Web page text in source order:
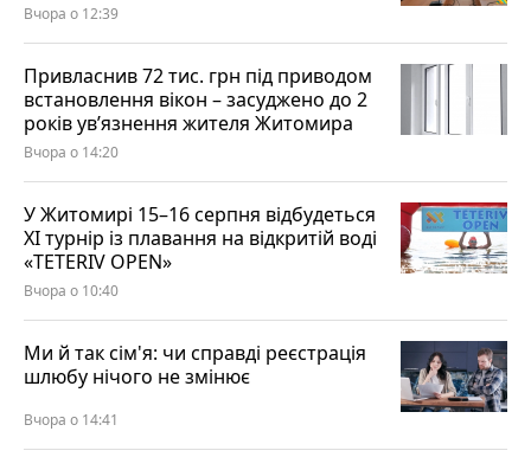
Вчора о 12:39
Привласнив 72 тис. грн під приводом
встановлення вікон – засуджено до 2
років ув’язнення жителя Житомира
Вчора о 14:20
У Житомирі 15–16 серпня відбудеться
XI турнір із плавання на відкритій воді
«TETERIV OPEN»
Вчора о 10:40
Ми й так сім'я: чи справді реєстрація
шлюбу нічого не змінює
Вчора о 14:41